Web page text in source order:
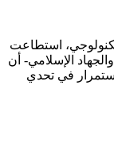
استطاعت
الإسلامي- أن
في تحدي